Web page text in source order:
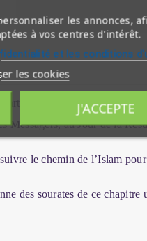
courtes. L’objet essentiel
au Jour de la
le chemin de l’Islam
des sourates de ce
les annonces,
à vos centres d'intérêt.
et les conditions
les cookies
J'ACCEPTE